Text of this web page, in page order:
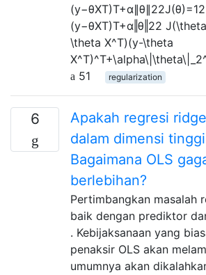
(y−θXT)T+α‖θ‖22
\theta X^T)(y-\theta
51
regularization
6
Apakah regresi
dalam dimensi
Bagaimana OLS
berlebihan?
Pertimbangkan masalah
baik dengan prediktor
. Kebijaksanaan yang
penaksir OLS akan
umumnya akan